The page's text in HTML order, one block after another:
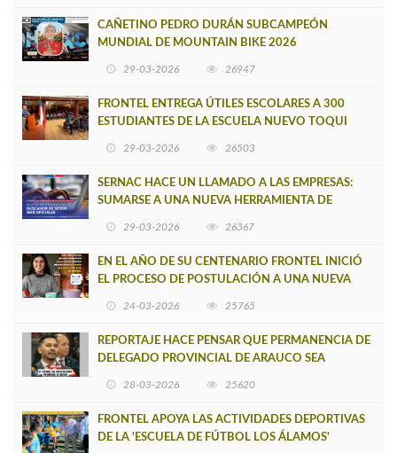
CAÑETINO PEDRO DURÁN SUBCAMPEÓN
MUNDIAL DE MOUNTAIN BIKE 2026
29-03-2026 26947
FRONTEL ENTREGA ÚTILES ESCOLARES A 300
ESTUDIANTES DE LA ESCUELA NUEVO TOQUI
29-03-2026 26503
SERNAC HACE UN LLAMADO A LAS EMPRESAS:
SUMARSE A UNA NUEVA HERRAMIENTA DE
29-03-2026 26367
EN EL AÑO DE SU CENTENARIO FRONTEL INICIÓ
EL PROCESO DE POSTULACIÓN A UNA NUEVA
24-03-2026 25765
REPORTAJE HACE PENSAR QUE PERMANENCIA DE
DELEGADO PROVINCIAL DE ARAUCO SEA
28-03-2026 25620
FRONTEL APOYA LAS ACTIVIDADES DEPORTIVAS
DE LA 'ESCUELA DE FÚTBOL LOS ÁLAMOS'